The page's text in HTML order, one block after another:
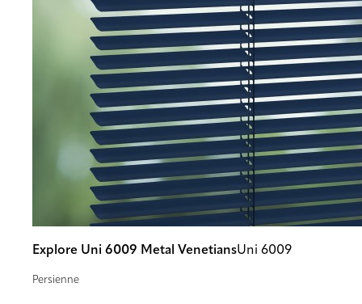
Explore Uni 6009 Metal VenetiansUni 6009
Persienne